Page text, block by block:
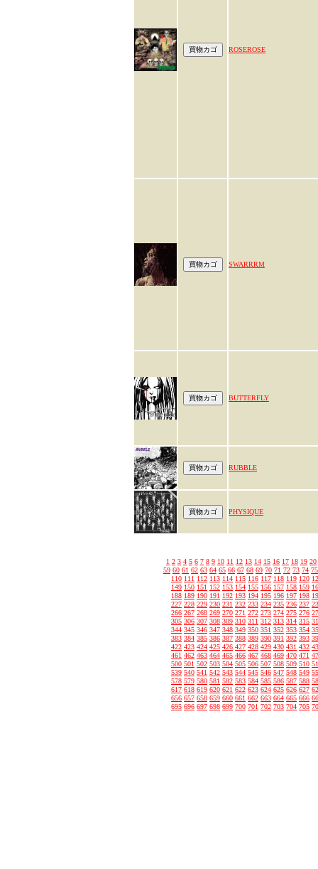
ROSEROSE
SWARRRM
BUTTERFLY
RUBBLE
PHYSIQUE
1 2 3 4 5 6 7 8 9 10 11 12 13 14 15 16 17 18 19 20
59 60 61 62 63 64 65 66 67 68 69 70 71 72 73 74 75
110 111 112 113 114 115 116 117 118 119 120
149 150 151 152 153 154 155 156 157 158 159
188 189 190 191 192 193 194 195 196 197 198
227 228 229 230 231 232 233 234 235 236 237
266 267 268 269 270 271 272 273 274 275 276
305 306 307 308 309 310 311 312 313 314 315
344 345 346 347 348 349 350 351 352 353 354
383 384 385 386 387 388 389 390 391 392 393
422 423 424 425 426 427 428 429 430 431 432
461 462 463 464 465 466 467 468 469 470 471
500 501 502 503 504 505 506 507 508 509 510
539 540 541 542 543 544 545 546 547 548 549
578 579 580 581 582 583 584 585 586 587 588
617 618 619 620 621 622 623 624 625 626 627
656 657 658 659 660 661 662 663 664 665 666
695 696 697 698 699 700 701 702 703 704 705